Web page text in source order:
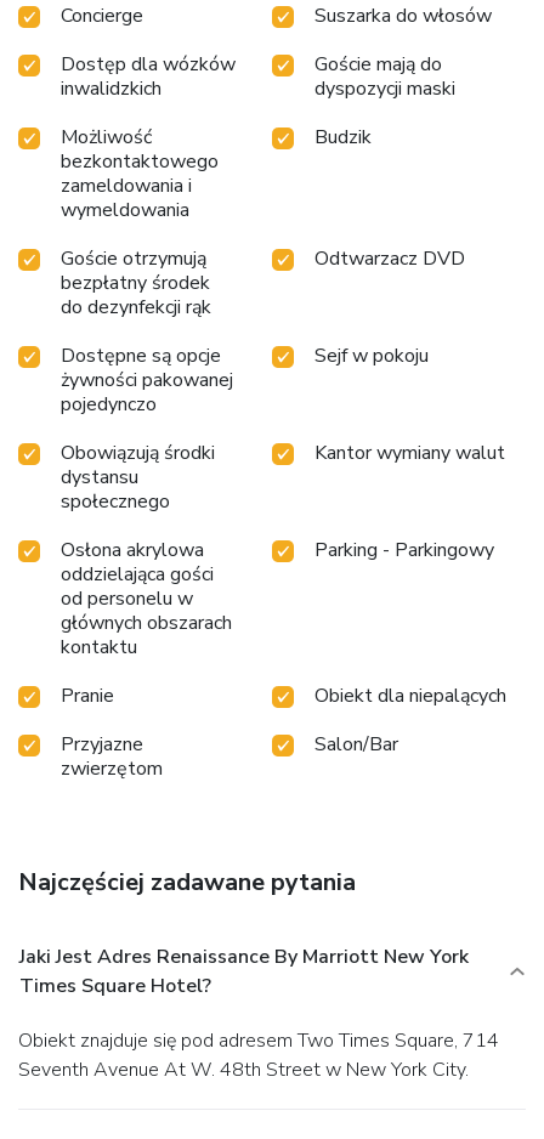
Concierge
Suszarka do włosów
Dostęp dla wózków
inwalidzkich
Goście mają do
dyspozycji maski
Możliwość
bezkontaktowego
zameldowania i
wymeldowania
Budzik
Goście otrzymują
bezpłatny środek
do dezynfekcji rąk
Odtwarzacz DVD
Dostępne są opcje
żywności pakowanej
pojedynczo
Sejf w pokoju
Obowiązują środki
dystansu
społecznego
Kantor wymiany walut
Osłona akrylowa
oddzielająca gości
od personelu w
głównych obszarach
kontaktu
Parking - Parkingowy
Pranie
Obiekt dla niepalących
Przyjazne
zwierzętom
Salon/Bar
Najczęściej zadawane pytania
Jaki Jest Adres Renaissance By Marriott New York
Times Square Hotel?
Obiekt znajduje się pod adresem Two Times Square, 714
Seventh Avenue At W. 48th Street w New York City.